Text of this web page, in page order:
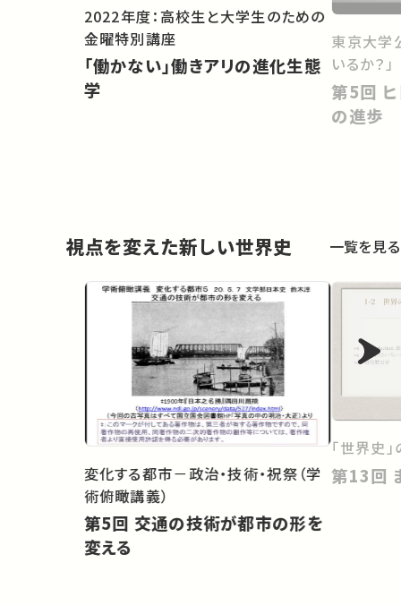
2022年度：高校生と大学生のための
金曜特別講座
「働かない」働きアリの進化生態
学
東京大学
いるか？」
第5回 ヒト進化から考える人間
の進歩
視点を変えた新しい世界史 一覧を見る
変化する都市－政治・技術・祝祭（学
術俯瞰講義）
第5回 交通の技術が都市の形を
変える
「世界史